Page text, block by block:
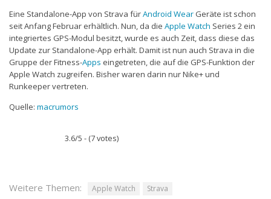
Eine Standalone-App von Strava fürAndroid Wear Geräte ist schon
seit Anfang Februar erhältlich. Nun, da die Apple Watch Series 2 ein
integriertes GPS-Modul besitzt, wurde es auch Zeit, dass diese das
Update zur Standalone-App erhält. Damit ist nun auch Strava in die
Gruppe der Fitness-Apps eingetreten, die auf die GPS-Funktion der
Apple Watch zugreifen. Bisher waren darin nur Nike+ und
Runkeeper vertreten.
Quelle: macrumors
3.6/5 - (7 votes)
Weitere Themen: Apple Watch Strava